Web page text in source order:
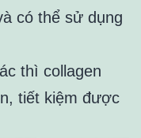
có thể sử dụng
thì collagen
tiết kiệm được